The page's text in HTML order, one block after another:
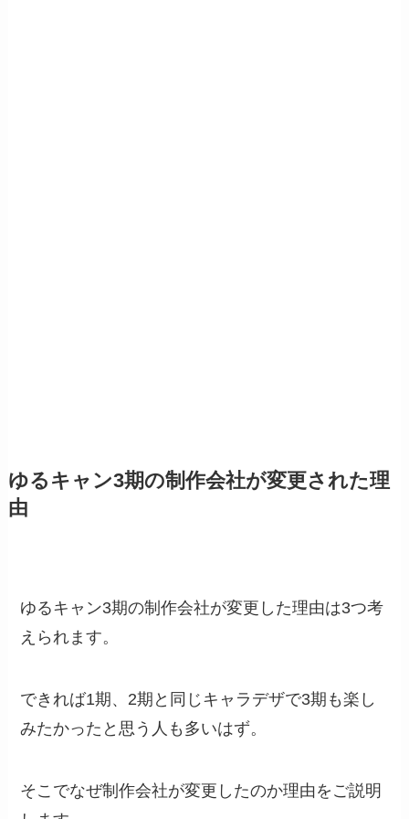
ゆるキャン3期の制作会社が変更された理
由
ゆるキャン3期の制作会社が変更した理由は3つ考
えられます。
できれば1期、2期と同じキャラデザで3期も楽し
みたかったと思う人も多いはず。
そこでなぜ制作会社が変更したのか理由をご説明